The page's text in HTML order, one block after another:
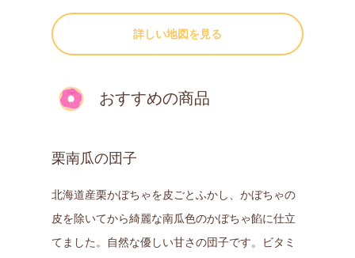
詳しい地図を見る
おすすめの商品
栗南瓜の団子
北海道産栗かぼちゃを皮ごとふかし、かぼちゃの
皮を除いてから綺麗な南瓜色のかぼちゃ餡に仕立
てました。自然な優しい甘さの団子です。ビタミ